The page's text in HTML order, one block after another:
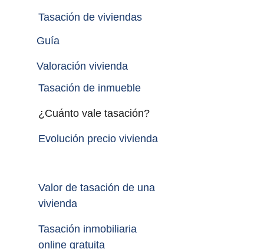
Tasación de viviendas
Guía
Valoración vivienda
Tasación de inmueble
Valor de tasación de una
vivienda
Tasación inmobiliaria
online gratuita
¿Cuánto vale tasación?
Evolución precio vivienda